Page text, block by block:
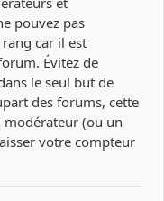
pouvez pas
car il est
Évitez de
le seul but de
des forums, cette
(ou un
votre compteur